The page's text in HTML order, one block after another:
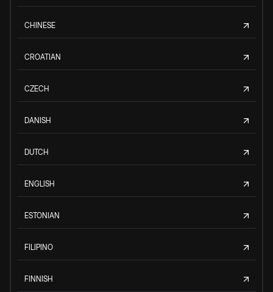
CHINESE
CROATIAN
CZECH
DANISH
DUTCH
ENGLISH
ESTONIAN
FILIPINO
FINNISH